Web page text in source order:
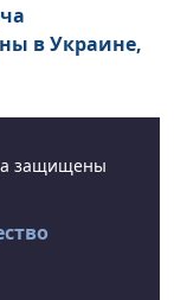
в Украине,
защищены